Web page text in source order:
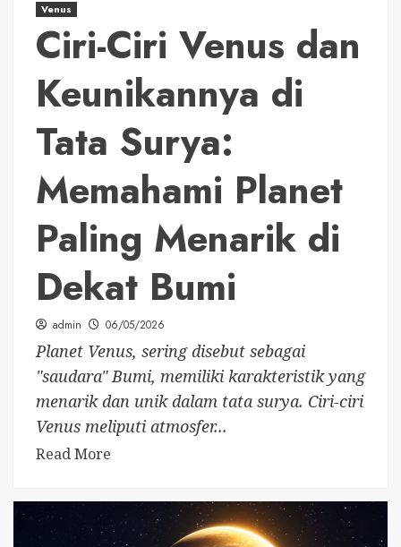
Venus
Ciri-Ciri Venus dan
Keunikannya di
Tata Surya:
Memahami Planet
Paling Menarik di
Dekat Bumi
admin 06/05/2026
Planet Venus, sering disebut sebagai
"saudara" Bumi, memiliki karakteristik yang
menarik dan unik dalam tata surya. Ciri-ciri
Venus meliputi atmosfer...
Read More